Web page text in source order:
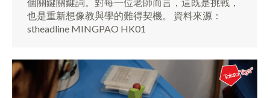
也是重新想像教與學的難得契機。 資料來源：
stheadline MINGPAO HK01